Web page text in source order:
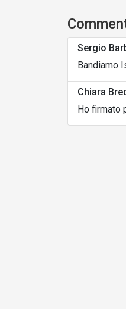
Sergio
Bandiamo
Chiara
Ho firmato